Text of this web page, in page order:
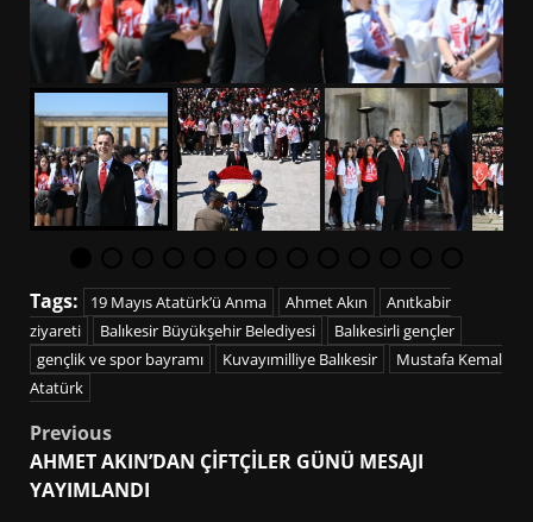
Tags: 19 Mayıs Atatürk’ü Anma Ahmet Akın
Anıtkabir
ziyareti
Balıkesir Büyükşehir Belediyesi
Balıkesirli gençler
gençlik ve spor bayramı
Kuvayımilliye Balıkesir
Mustafa Kemal
Atatürk
Post
navigation
Previous
AHMET AKIN’DAN ÇİFTÇİLER GÜNÜ MESAJI
YAYIMLANDI